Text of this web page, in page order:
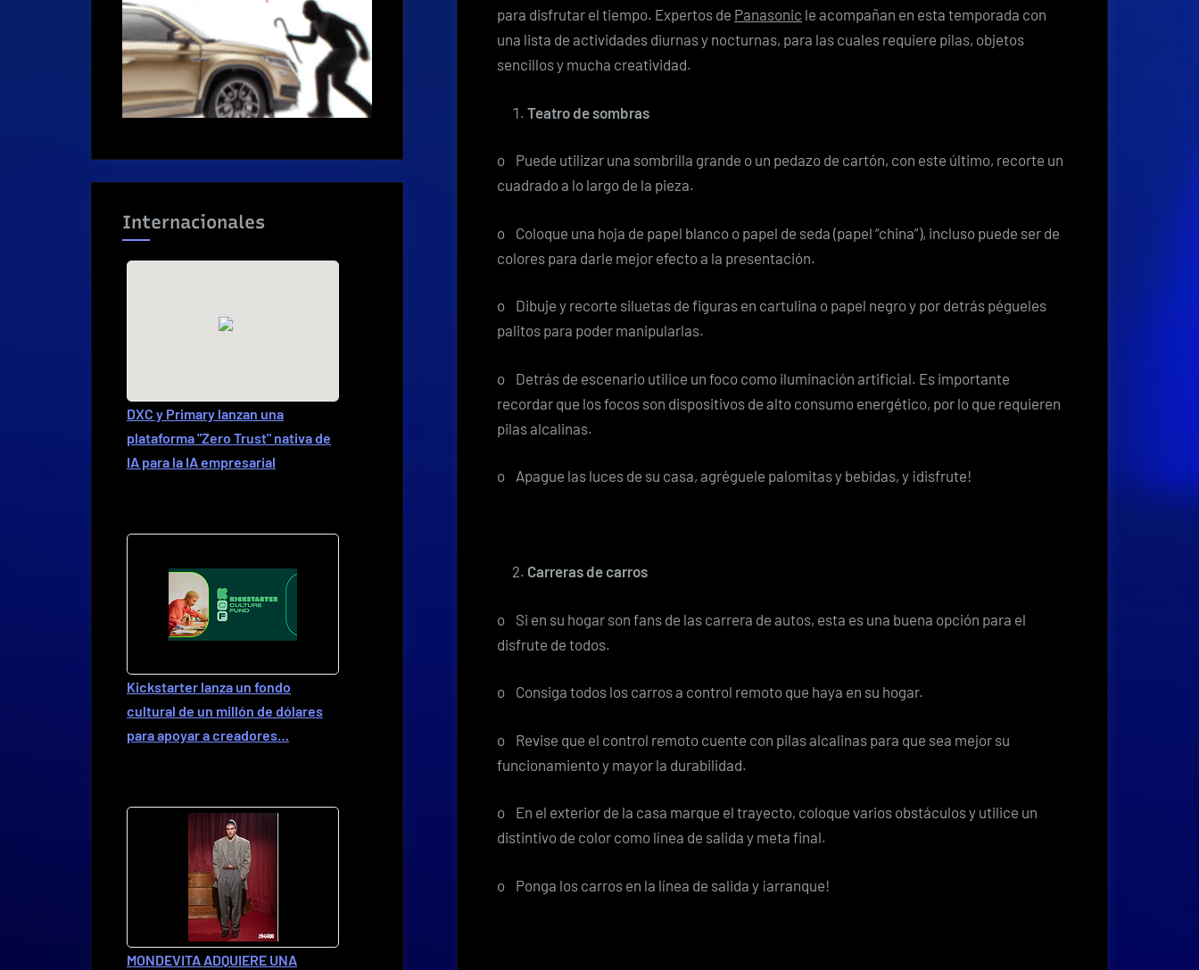
para disfrutar el tiempo. Expertos de Panasonic le acompañan en esta temporada con
una lista de actividades diurnas y nocturnas, para las cuales requiere pilas, objetos
sencillos y mucha creatividad.
Teatro de sombras
o Puede utilizar una sombrilla grande o un pedazo de cartón, con este último, recorte un
cuadrado a lo largo de la pieza.
o Coloque una hoja de papel blanco o papel de seda (papel “china”), incluso puede ser de
colores para darle mejor efecto a la presentación.
o Dibuje y recorte siluetas de figuras en cartulina o papel negro y por detrás pégueles
palitos para poder manipularlas.
o Detrás de escenario utilice un foco como iluminación artificial. Es importante
recordar que los focos son dispositivos de alto consumo energético, por lo que requieren
pilas alcalinas.
o Apague las luces de su casa, agréguele palomitas y bebidas, y ¡disfrute!
Carreras de carros
o Si en su hogar son fans de las carrera de autos, esta es una buena opción para el
disfrute de todos.
o Consiga todos los carros a control remoto que haya en su hogar.
o Revise que el control remoto cuente con pilas alcalinas para que sea mejor su
funcionamiento y mayor la durabilidad.
o En el exterior de la casa marque el trayecto, coloque varios obstáculos y utilice un
distintivo de color como línea de salida y meta final.
o Ponga los carros en la línea de salida y ¡arranque!
Internacionales
DXC y Primary lanzan una
plataforma "Zero Trust" nativa de
IA para la IA empresarial
Kickstarter lanza un fondo
cultural de un millón de dólares
para apoyar a creadores…
MONDEVITA ADQUIERE UNA